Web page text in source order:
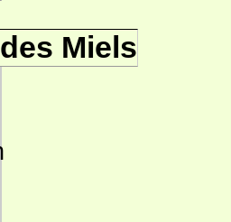
Miels